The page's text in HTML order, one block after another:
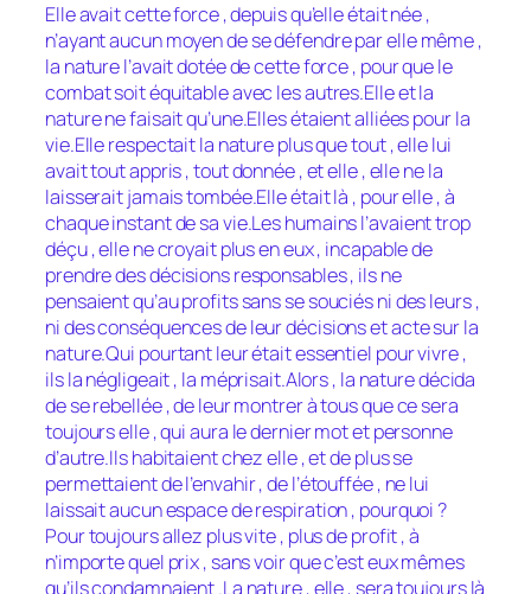
Elle avait cette force , depuis qu’elle était née ,
n’ayant aucun moyen de se défendre par elle même ,
la nature l’avait dotée de cette force , pour que le
combat soit équitable avec les autres.Elle et la
nature ne faisait qu’une.Elles étaient alliées pour la
vie.Elle respectait la nature plus que tout , elle lui
avait tout appris , tout donnée , et elle , elle ne la
laisserait jamais tombée.Elle était là , pour elle , à
chaque instant de sa vie.Les humains l’avaient trop
déçu , elle ne croyait plus en eux , incapable de
prendre des décisions responsables , ils ne
pensaient qu’au profits sans se souciés ni des leurs ,
ni des conséquences de leur décisions et acte sur la
nature.Qui pourtant leur était essentiel pour vivre ,
ils la négligeait , la méprisait.Alors , la nature décida
de se rebellée , de leur montrer à tous que ce sera
toujours elle , qui aura le dernier mot et personne
d’autre.Ils habitaient chez elle , et de plus se
permettaient de l’envahir , de l’étouffée , ne lui
laissait aucun espace de respiration , pourquoi ?
Pour toujours allez plus vite , plus de profit , à
n’importe quel prix , sans voir que c’est eux mêmes
qu’ils condamnaient .La nature , elle , sera toujours là